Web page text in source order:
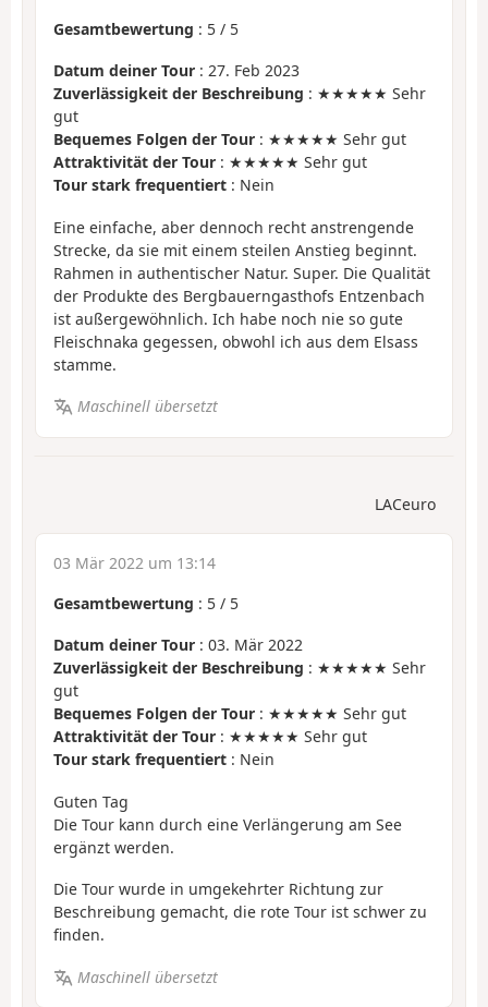
Gesamtbewertung : 5 / 5
Datum deiner Tour : 27. Feb 2023
Zuverlässigkeit der Beschreibung : ★★★★★ Sehr
gut
Bequemes Folgen der Tour : ★★★★★ Sehr gut
Attraktivität der Tour : ★★★★★ Sehr gut
Tour stark frequentiert : Nein
Eine einfache, aber dennoch recht anstrengende
Strecke, da sie mit einem steilen Anstieg beginnt.
Rahmen in authentischer Natur. Super. Die Qualität
der Produkte des Bergbauerngasthofs Entzenbach
ist außergewöhnlich. Ich habe noch nie so gute
Fleischnaka gegessen, obwohl ich aus dem Elsass
stamme.
Maschinell übersetzt
LACeuro
03 Mär 2022 um 13:14
Gesamtbewertung : 5 / 5
Datum deiner Tour : 03. Mär 2022
Zuverlässigkeit der Beschreibung : ★★★★★ Sehr
gut
Bequemes Folgen der Tour : ★★★★★ Sehr gut
Attraktivität der Tour : ★★★★★ Sehr gut
Tour stark frequentiert : Nein
Guten Tag
Die Tour kann durch eine Verlängerung am See
ergänzt werden.
Die Tour wurde in umgekehrter Richtung zur
Beschreibung gemacht, die rote Tour ist schwer zu
finden.
Maschinell übersetzt